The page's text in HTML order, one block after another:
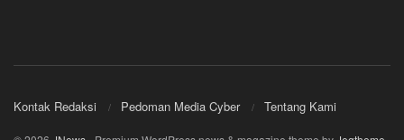
Kontak Redaksi Pedoman Media Cyber Tentang Kami